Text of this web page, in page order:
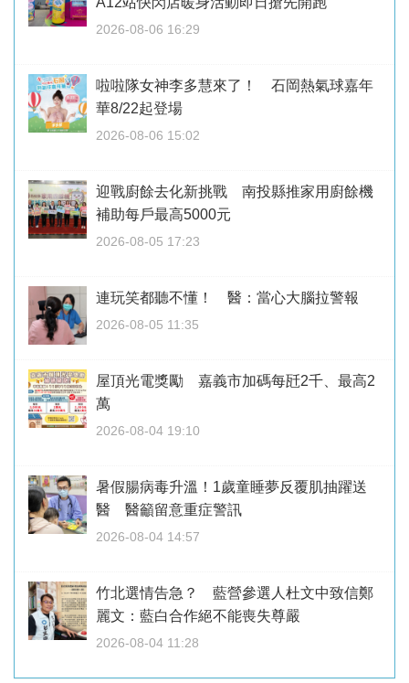
2026-08-06 16:29
啦啦隊女神李多慧來了！ 石岡熱氣球嘉年
華8/22起登場
2026-08-06 15:02
迎戰廚餘去化新挑戰 南投縣推家用廚餘機
補助每戶最高5000元
2026-08-05 17:23
連玩笑都聽不懂！ 醫：當心大腦拉警報
2026-08-05 11:35
屋頂光電獎勵 嘉義市加碼每瓩2千、最高2
萬
2026-08-04 19:10
暑假腸病毒升溫！1歲童睡夢反覆肌抽躍送
醫 醫籲留意重症警訊
2026-08-04 14:57
竹北選情告急？ 藍營參選人杜文中致信鄭
麗文：藍白合作絕不能喪失尊嚴
2026-08-04 11:28